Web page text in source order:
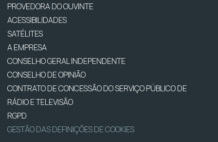
PROVEDORA DO OUVINTE
ACESSIBILIDADES
SATÉLITES
A EMPRESA
CONSELHO GERAL INDEPENDENTE
CONSELHO DE OPINIÃO
CONTRATO DE CONCESSÃO DO SERVIÇO PÚBLICO DE
RÁDIO E TELEVISÃO
RGPD
GESTÃO DAS DEFINIÇÕES DE COOKIES